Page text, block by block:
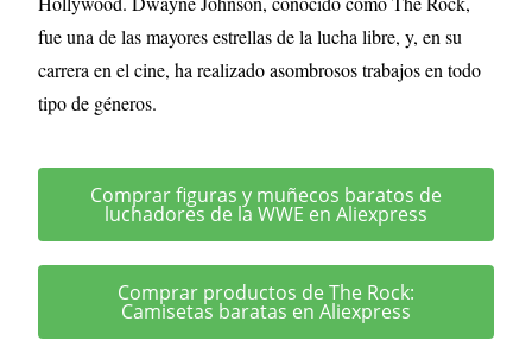
fue una de las mayores estrellas de la lucha libre, y, en su
carrera en el cine, ha realizado asombrosos trabajos en todo
tipo de géneros.
Comprar figuras y muñecos baratos de
luchadores de la WWE en Aliexpress
Comprar productos de The Rock:
Camisetas baratas en Aliexpress